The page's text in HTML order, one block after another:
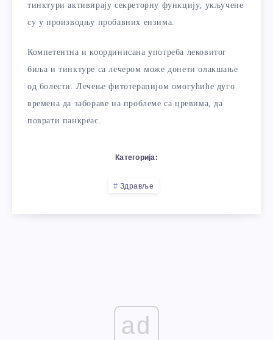
тинктури активирају секреторну функцију, укључене
су у производњу пробавних ензима.
Компетентна и координисана употреба лековитог
биља и тинктуре са лечером може донети олакшање
од болести. Лечење фитотерапијом омогућиће дуго
времена да забораве на проблеме са цревима, да
поврати панкреас.
Категорија:
Здравље
ad